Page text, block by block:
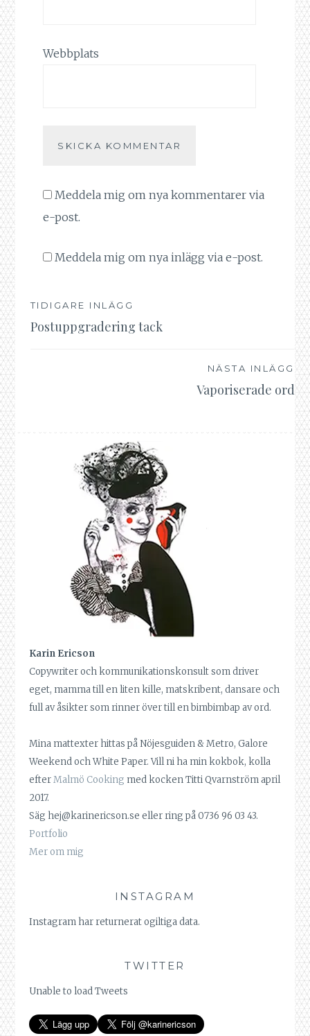
Webbplats
Meddela mig om nya kommentarer via
e-post.
Meddela mig om nya inlägg via e-post.
Inläggsnavigering
TIDIGARE INLÄGG
Postuppgradering tack
NÄSTA INLÄGG
Vaporiserade ord
Karin Ericson
Copywriter och kommunikationskonsult som driver
eget, mamma till en liten kille, matskribent, dansare och
full av åsikter som rinner över till en bimbimbap av ord.
Mina mattexter hittas på Nöjesguiden & Metro, Galore
Weekend och White Paper. Vill ni ha min kokbok, kolla
efterMalmö Cooking med kocken Titti Qvarnström april
2017.
Säg hej@karinericson.se eller ring på 0736 96 03 43.
Portfolio
Mer om mig
INSTAGRAM
Instagram har returnerat ogiltiga data.
TWITTER
Unable to load Tweets